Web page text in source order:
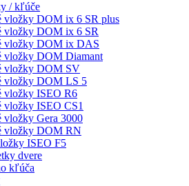
/ kľúče
vložky DOM ix 6 SR plus
vložky DOM ix 6 SR
vložky DOM ix DAS
vložky DOM Diamant
vložky DOM SV
vložky DOM LS 5
vložky ISEO R6
vložky ISEO CS1
vložky Gera 3000
vložky DOM RN
ISEO F5
dvere
kľúča